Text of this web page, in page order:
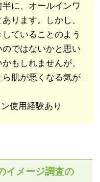
に、オールインワ
ります。しかし、
ていることのよう
ではないかと思い
もしれませんが、
肌が悪くなる気が
使用経験あり
イメージ調査の